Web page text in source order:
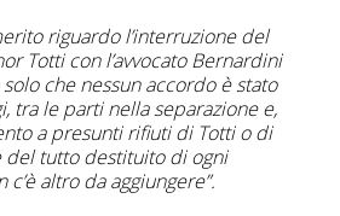
riguardo l’interruzione del
Totti con l’avvocato Bernardini
che nessun accordo è stato
tra le parti nella separazione e,
a presunti rifiuti di Totti o di
del tutto destituito di ogni
altro da aggiungere”.